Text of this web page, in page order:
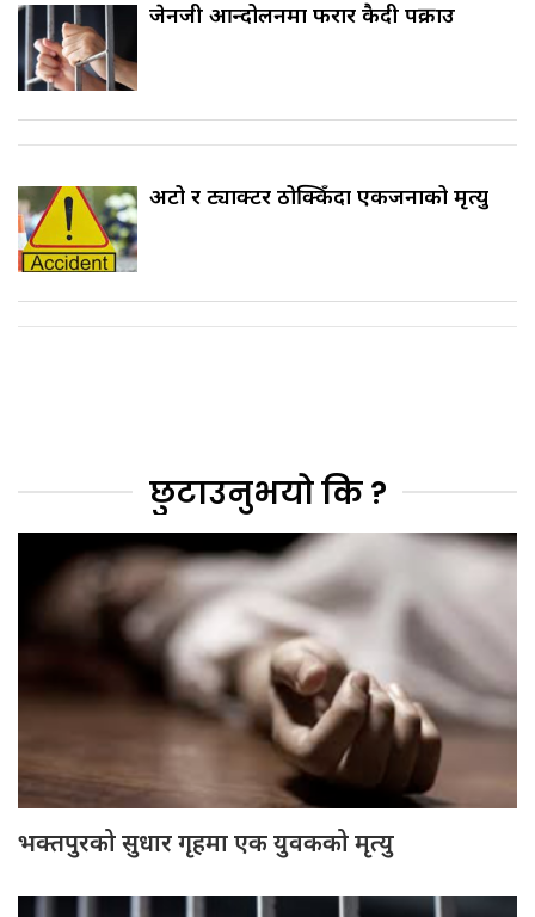
जेनजी आन्दोलनमा फरार कैदी पक्राउ
अटो र ट्याक्टर ठोक्किँदा एकजनाको मृत्यु
छुटाउनुभयो कि ?
भक्तपुरको सुधार गृहमा एक युवकको मृत्यु